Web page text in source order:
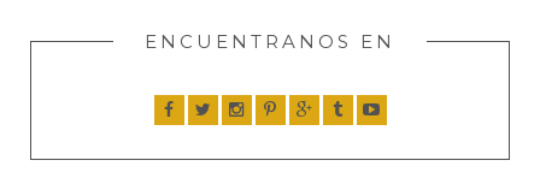
ENCUENTRANOS EN